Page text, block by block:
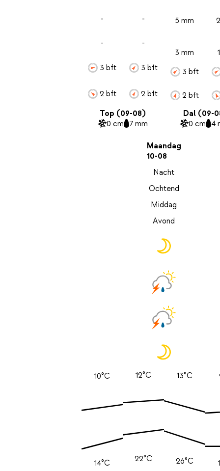
-
-
3 bft
2 bft
-
-
3 bft
2 bft
5 mm
3 mm
3 bft
2 bft
Top (09-08)
0 cm 7 mm
Dal (09-
0 cm 4
Maandag
10-08
Nacht
Ochtend
Middag
Avond
10°C
14°C
12°C
22°C
13°C
26°C